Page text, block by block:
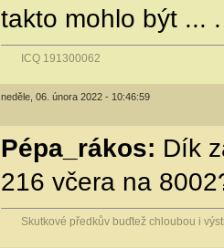
takto mohlo být ...
ICQ 191300062
neděle, 06. února 2022 - 10:46:59
Pépa_rákos: Dík
216 včera na
Skutkové předkův buďtež chloubou i